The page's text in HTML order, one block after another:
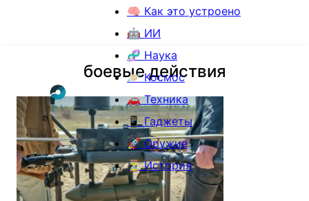
🧠 Как это устроено
🤖 ИИ
🧬 Наука
🪐 Космос
🚗 Техника
📱 Гаджеты
🚀 Оружие
⏳ История
боевые действия